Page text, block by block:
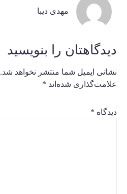
مهدی دیبا
دیدگاهتان را بنویسید
نشانی ایمیل شما منتشر نخواهد شد.
علامت‌گذاری شده‌اند *
دیدگاه *